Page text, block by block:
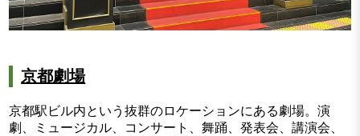
京都劇場
京都駅ビル内という抜群のロケーションにある劇場。演
劇、ミュージカル、コンサート、舞踊、発表会、講演会、